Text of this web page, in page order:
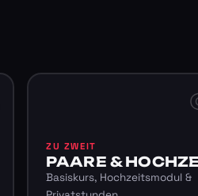
ZU ZWEIT
PAARE &
Basiskurs, Hochzeitsmodul &